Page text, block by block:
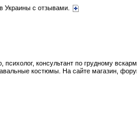
с отзывами.
консультант по грудному
костюмы. На сайте магазин,